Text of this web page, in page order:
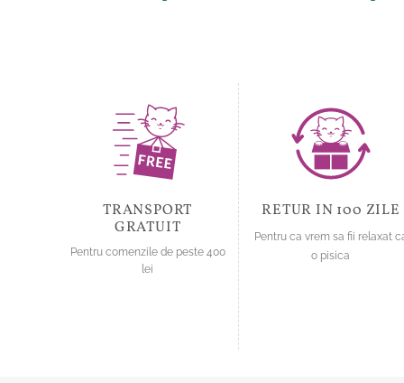
alese
produsului.
pot
fi
alese
în
produsului.
TRANSPORT
GRATUIT
Pentru comenzile de peste 400
lei
RETUR IN 100 ZILE
Pentru ca vrem sa fii relaxat
o pisica